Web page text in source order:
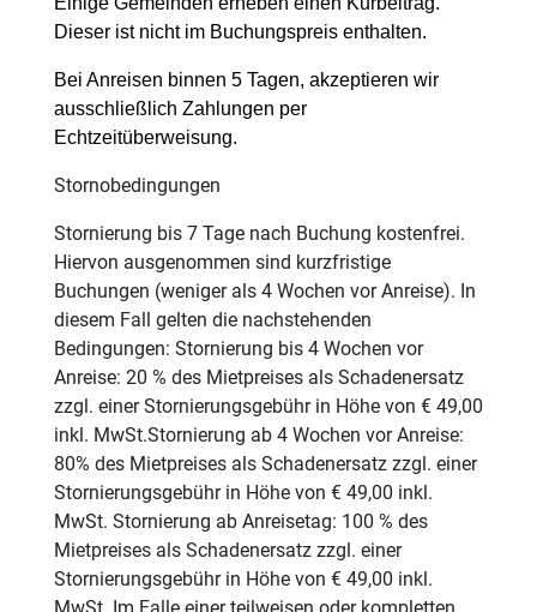
Dieser ist nicht im Buchungspreis enthalten.
Bei Anreisen binnen 5 Tagen, akzeptieren wir
ausschließlich Zahlungen per
Echtzeitüberweisung.
Stornobedingungen
Stornierung bis 7 Tage nach Buchung kostenfrei.
Hiervon ausgenommen sind kurzfristige
Buchungen (weniger als 4 Wochen vor Anreise). In
diesem Fall gelten die nachstehenden
Bedingungen: Stornierung bis 4 Wochen vor
Anreise: 20 % des Mietpreises als Schadenersatz
zzgl. einer Stornierungsgebühr in Höhe von € 49,00
inkl. MwSt.Stornierung ab 4 Wochen vor Anreise:
80% des Mietpreises als Schadenersatz zzgl. einer
Stornierungsgebühr in Höhe von € 49,00 inkl.
MwSt. Stornierung ab Anreisetag: 100 % des
Mietpreises als Schadenersatz zzgl. einer
Stornierungsgebühr in Höhe von € 49,00 inkl.